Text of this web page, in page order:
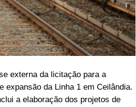
externa da licitação para a
expansão da Linha 1 em Ceilândia.
a elaboração dos projetos de